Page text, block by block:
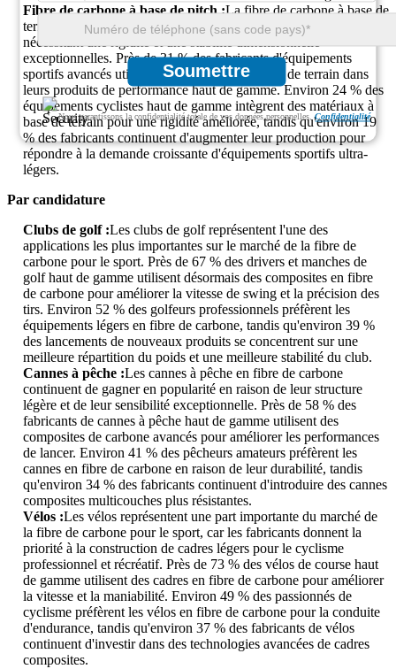
Soumettre
Nous garantissons la confidentialité totale de vos données personnelles.Confidentialité
Fibre de carbone à base de pitch :La fibre de carbone à base de
terrain est de plus en plus utilisée pour les équipements sportifs
nécessitant une rigidité et une stabilité dimensionnelle
exceptionnelles. Près de 31 % des fabricants d'équipements
sportifs avancés utilisent des composites à base de terrain dans
leurs produits de performance haut de gamme. Environ 24 % des
équipements cyclistes haut de gamme intègrent des matériaux à
base de terrain pour une rigidité améliorée, tandis qu'environ 19
% des fabricants continuent d'augmenter leur production pour
répondre à la demande croissante d'équipements sportifs ultra-
légers.
Par candidature
Clubs de golf :Les clubs de golf représentent l'une des
applications les plus importantes sur le marché de la fibre de
carbone pour le sport. Près de 67 % des drivers et manches de
golf haut de gamme utilisent désormais des composites en fibre
de carbone pour améliorer la vitesse de swing et la précision des
tirs. Environ 52 % des golfeurs professionnels préfèrent les
équipements légers en fibre de carbone, tandis qu'environ 39 %
des lancements de nouveaux produits se concentrent sur une
meilleure répartition du poids et une meilleure stabilité du club.
Cannes à pêche :Les cannes à pêche en fibre de carbone
continuent de gagner en popularité en raison de leur structure
légère et de leur sensibilité exceptionnelle. Près de 58 % des
fabricants de cannes à pêche haut de gamme utilisent des
composites de carbone avancés pour améliorer les performances
de lancer. Environ 41 % des pêcheurs amateurs préfèrent les
cannes en fibre de carbone en raison de leur durabilité, tandis
qu'environ 34 % des fabricants continuent d'introduire des cannes
composites multicouches plus résistantes.
Vélos :Les vélos représentent une part importante du marché de
la fibre de carbone pour le sport, car les fabricants donnent la
priorité à la construction de cadres légers pour le cyclisme
professionnel et récréatif. Près de 73 % des vélos de course haut
de gamme utilisent des cadres en fibre de carbone pour améliorer
la vitesse et la maniabilité. Environ 49 % des passionnés de
cyclisme préfèrent les vélos en fibre de carbone pour la conduite
d'endurance, tandis qu'environ 37 % des fabricants de vélos
continuent d'investir dans des technologies avancées de cadres
composites.